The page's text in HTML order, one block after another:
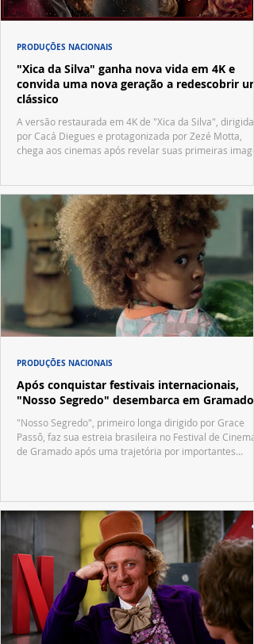
"Xica da Silva" ganha nova vida em 4K e
convida uma nova geração a redescobrir um
clássico
A versão restaurada em 4K de "Xica da Silva", dirigida
por Cacá Diegues e protagonizada por Zezé Motta,
chega aos cinemas após revelar suas primeiras
PRODUÇÕES NACIONAIS
Após conquistar festivais internacionais,
"Nosso Segredo" desembarca em Gramado
"Nosso Segredo", primeiro longa dirigido por Grace
Passô, faz sua estreia brasileira no Festival de Cinema
de Gramado após uma trajetória por importantes
PRODUÇÕES NACIONAIS